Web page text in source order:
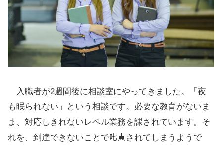
入職者が2週間後に相談室にやってきました。「夜
も眠られない」という相談です。必要な教育がないま
ま、対応しきれないレベル業務を課されています。そ
れを、到達できないことで𠮟責されてしまうようで